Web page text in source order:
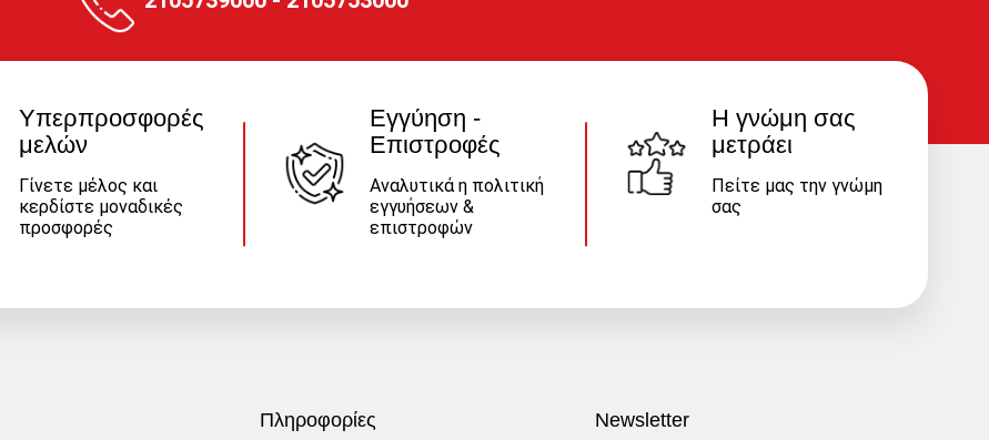
Υπερπροσφορές
μελών
Γίνετε μέλος και
κερδίστε μοναδικές
προσφορές
Εγγύηση -
Επιστροφές
Αναλυτικά η πολιτική
εγγυήσεων &
επιστροφών
Η γνώμη σας
μετράει
Πείτε μας την γνώμη
σας
Newsletter
Πληροφορίες